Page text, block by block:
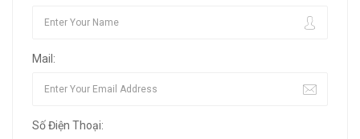
Mail:
Số Điện Thoại: